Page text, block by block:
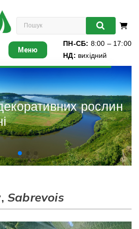
ПН-СБ: 8:00 – 17:00
НД: вихідний
Меню
Листяні
Хвойні
Ліани
Багаторічники
Виноград
Книги
рослин
Sabrevois